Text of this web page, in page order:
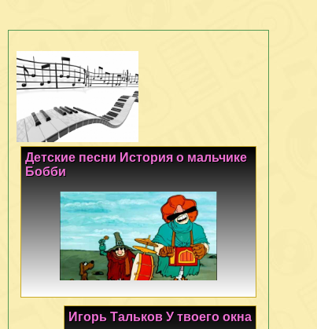
Детские песни История о мальчике
Бобби
Игорь Тальков У твоего окна